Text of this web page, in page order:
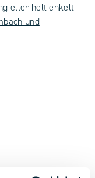
eller helt enkelt
und